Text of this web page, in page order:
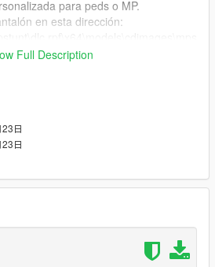
para peds o MP.
en esta dirección:
Full Description
日
日